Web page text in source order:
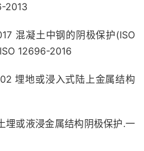
2013
混凝土中钢的阴极保护(ISO
12696-2016
埋地或浸入式陆上金属结构
埋或液浸金属结构阴极保护.一